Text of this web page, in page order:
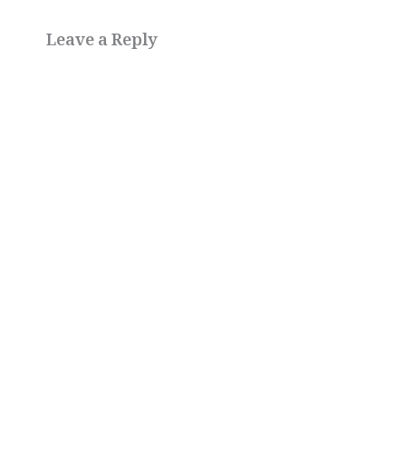
Leave a Reply